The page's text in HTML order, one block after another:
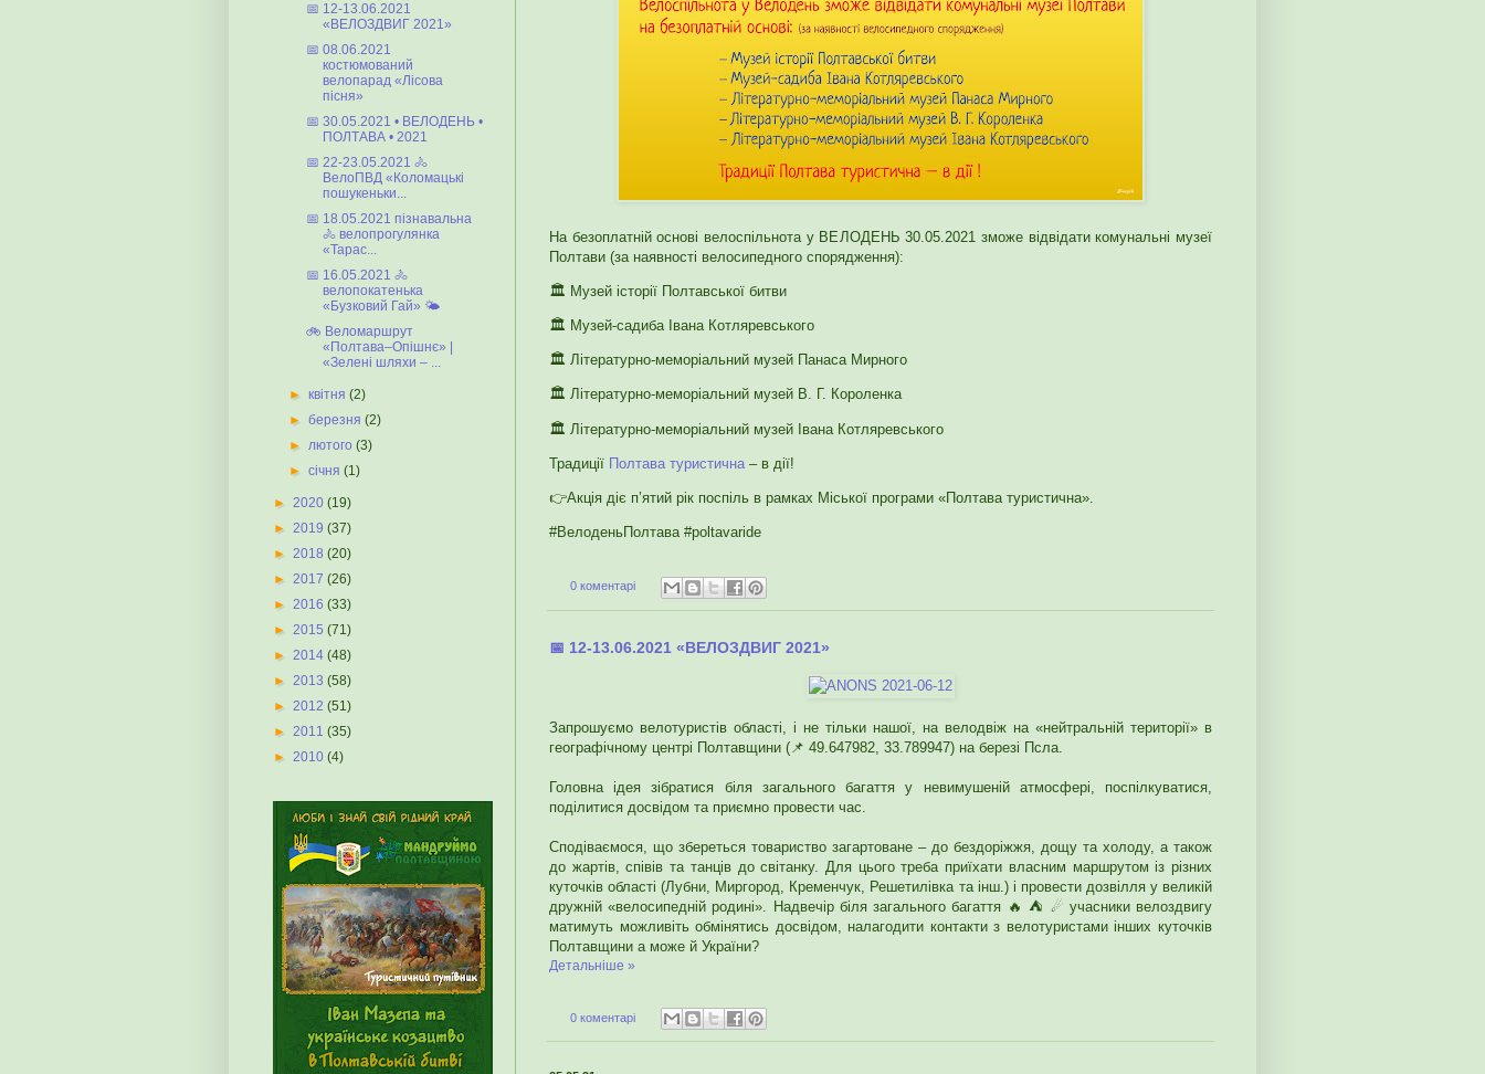
На безоплатній основі велоспільнота у ВЕЛОДЕНЬ 30.05.2021 зможе відвідати комунальні музеї
Полтави (за наявності велосипедного спорядження):
🏛️ Музей історії Полтавської битви
🏛️ Музей-садиба Івана Котляревського
🏛️ Літературно-меморіальний музей Панаса Мирного
🏛️ Літературно-меморіальний музей В. Г. Короленка
🏛️ Літературно-меморіальний музей Івана Котляревського
Традиції Полтава туристична – в дії!
👉Акція діє п’ятий рік поспіль в рамках Міської програми «Полтава туристична».
#ВелоденьПолтава #poltavaride
0 коментарі
📅 12-13.06.2021 «ВЕЛОЗДВИГ 2021»
Запрошуємо велотуристів області, і не тільки нашої, на велодвіж на «нейтральній території» в
географічному центрі Полтавщини (📌 49.647982, 33.789947) на березі Псла.
Головна ідея зібратися біля загального багаття у невимушеній атмосфері, поспілкуватися,
поділитися досвідом та приємно провести час.
Сподіваємося, що збереться товариство загартоване – до бездоріжжя, дощу та холоду, а також
до жартів, співів та танців до світанку. Для цього треба приїхати власним маршрутом із різних
куточків області (Лубни, Миргород, Кременчук, Решетилівка та інш.) і провести дозвілля у великій
дружній «велосипедній родині». Надвечір біля загального багаття 🔥 ⛺ ☄ учасники велоздвигу
матимуть можливіть обмінятись досвідом, налагодити контакти з велотуристами інших куточків
Полтавщини а може й України?
Детальніше »
0 коментарі
📅 12-13.06.2021
«ВЕЛОЗДВИГ 2021»
📅 08.06.2021
костюмований
велопарад «Лісова
пісня»
📅 30.05.2021 • ВЕЛОДЕНЬ •
ПОЛТАВА • 2021
📅 22-23.05.2021 🚴
ВелоПВД «Коломацькі
пошукеньки...
📅 18.05.2021 пізнавальна
🚴 велопрогулянка
«Тарас...
📅 16.05.2021 🚴
велопокатенька
«Бузковий Гай» 🌤️
🚲 Веломаршрут
«Полтава–Опішнє» |
«Зелені шляхи – ...
►квітня(2)
►березня(2)
►лютого(3)
►січня(1)
► 2020 (19)
► 2019 (37)
► 2018 (20)
► 2017 (26)
► 2016 (33)
► 2015 (71)
► 2014 (48)
► 2013 (58)
► 2012 (51)
► 2011 (35)
► 2010 (4)